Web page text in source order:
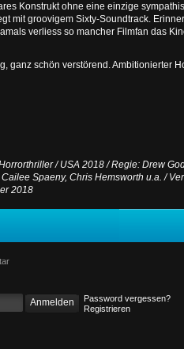
Konstrukt ohne eine einzige
mit groovigem Sixty-Soundtrack.
verliess so mancher Filmfan das
ganz schön verstörend. Ambitionierter
/ USA 2018 / Regie: Drew
Spaeny, Chris Hemsworth u.a. /
2018
Password vergessen?
Registrieren